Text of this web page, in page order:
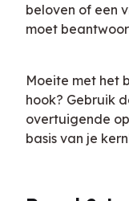
beloven of een
moet
Moeite met het
hook? Gebruik
overtuigende
basis van je